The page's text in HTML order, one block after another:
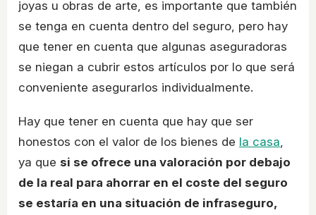
joyas u obras de arte, es importante que también
se tenga en cuenta dentro del seguro, pero hay
que tener en cuenta que algunas aseguradoras
se niegan a cubrir estos artículos por lo que será
conveniente asegurarlos individualmente.
Hay que tener en cuenta que hay que ser
honestos con el valor de los bienes de la casa
ya que si se ofrece una valoración por debajo
de la real para ahorrar en el coste del seguro
se estaría en una situación de infraseguro,